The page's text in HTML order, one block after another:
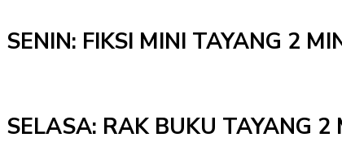
SENIN: FIKSI MINI TAYANG 2
SELASA: RAK BUKU TAYANG